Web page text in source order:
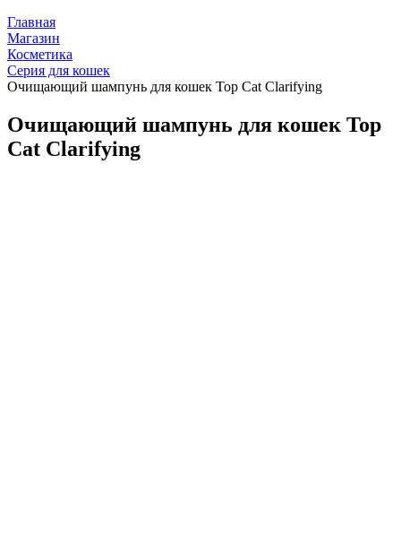
Главная
Магазин
Косметика
Серия для кошек
Очищающий шампунь для кошек Top Cat Clarifying
Очищающий шампунь для кошек Top
Cat Clarifying